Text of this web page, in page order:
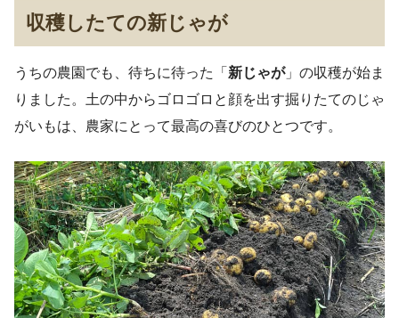
収穫したての新じゃが
うちの農園でも、待ちに待った「 新じゃが」の収穫が始ま
りました。土の中からゴロゴロと顔を出す掘りたてのじゃ
がいもは、農家にとって最高の喜びのひとつです。